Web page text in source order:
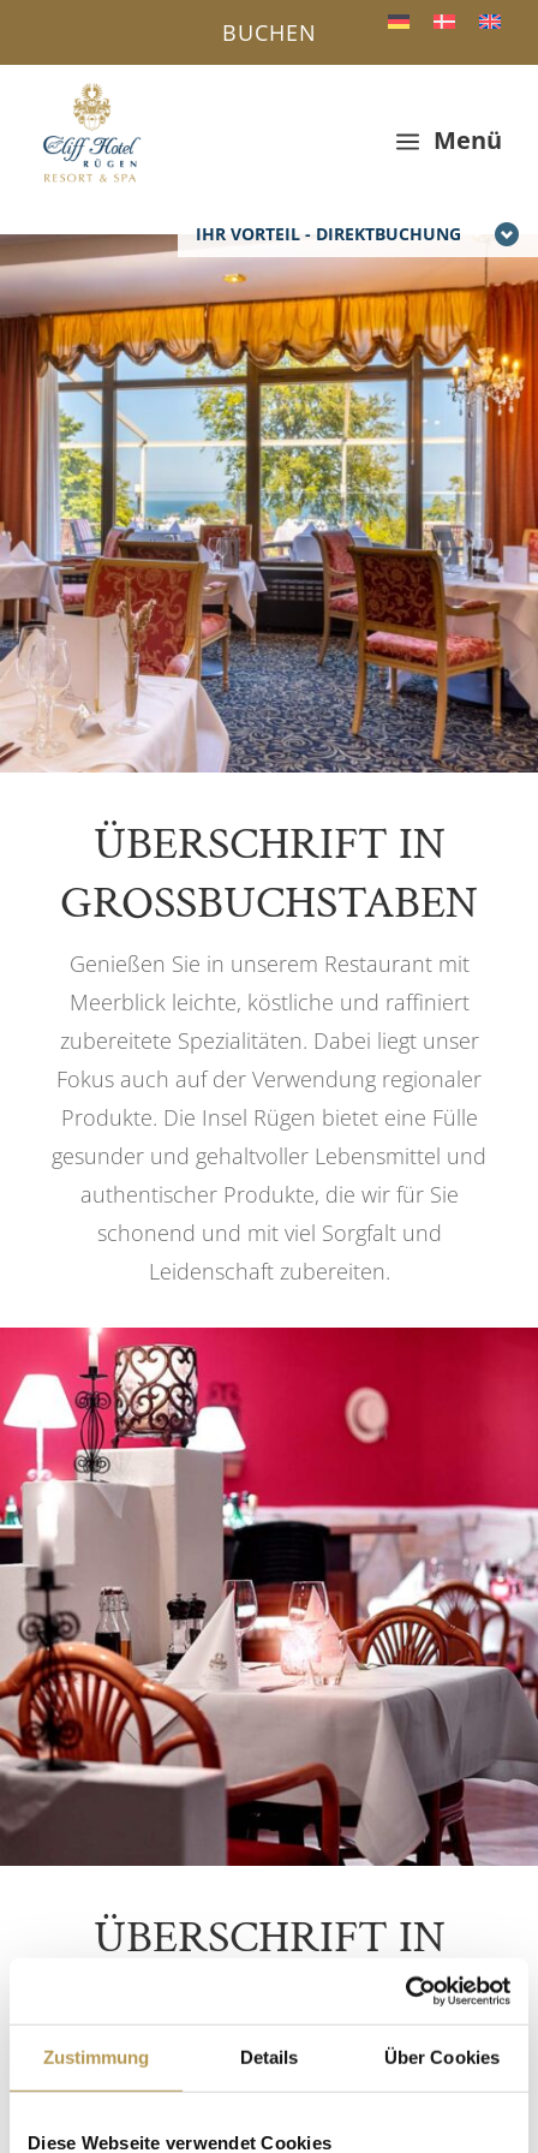
Zustimmung Details Über Cookies
Diese Webseite verwendet Cookies
IHR VORTEIL - DIREKTBUCHUNG
a Menü
BUCHEN
ÜBERSCHRIFT IN
GROSSBUCHSTABEN
Genießen Sie in unserem Restaurant mit
Meerblick leichte, köstliche und raffiniert
zubereitete Spezialitäten. Dabei liegt unser
Fokus auch auf der Verwendung regionaler
Produkte. Die Insel Rügen bietet eine Fülle
gesunder und gehaltvoller Lebensmittel und
authentischer Produkte, die wir für Sie
schonend und mit viel Sorgfalt und
Leidenschaft zubereiten.
ÜBERSCHRIFT IN
GROSSBUCHSTABEN
Genießen Sie in unserem Restaurant mit
Meerblick leichte, köstliche und raffiniert
zubereitete Spezialitäten. Dabei liegt unser